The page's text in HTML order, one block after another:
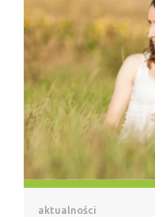
aktualności